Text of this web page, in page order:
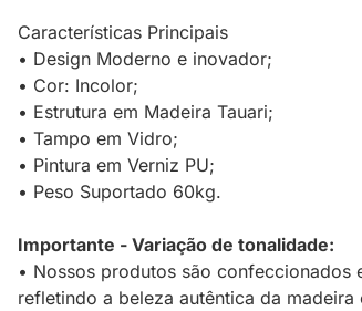
Características Principais
• Design Moderno e inovador;
• Cor: Incolor;
• Estrutura em Madeira Tauari;
• Tampo em Vidro;
• Pintura em Verniz PU;
• Peso Suportado 60kg.
Importante - Variação de tonalidade:
• Nossos produtos são confeccionados
refletindo a beleza autêntica da madeira